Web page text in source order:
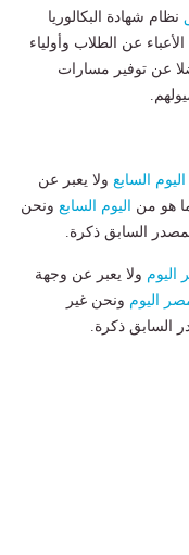
نظام شهادة البكالوريا
عن الطلاب وأولياء
عن توفير مسارات
اليوم السابع ولا يعبر عن
هو من اليوم السابع ونحن
السابق ذكرة.
اليوم ولا يعبر عن وجهة
اليوم ونحن غير
السابق ذكرة.